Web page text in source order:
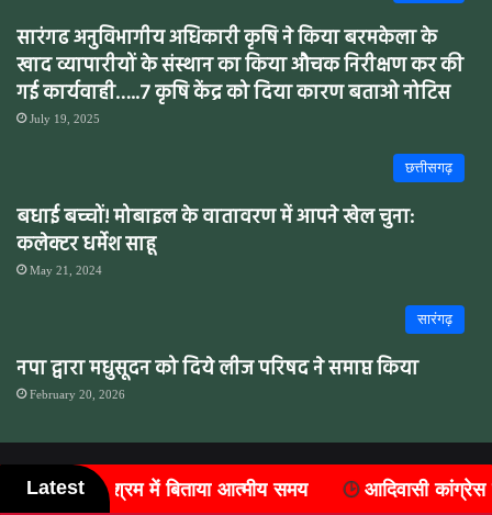
सारंगढ अनुविभागीय अधिकारी कृषि ने किया बरमकेला के
खाद व्यापारीयों के संस्थान का किया औचक निरीक्षण कर की
गई कार्यवाही…..7 कृषि केंद्र को दिया कारण बताओ नोटिस
July 19, 2025
छत्तीसगढ़
बधाई बच्चों! मोबाइल के वातावरण में आपने खेल चुना:
कलेक्टर धर्मेश साहू
May 21, 2024
सारंगढ़
नपा द्वारा मधुसूदन को दिये लीज परिषद ने समाप्त किया
February 20, 2026
Sarangsaar @Copyright 2021 - 2026 All Rights Reserved
Latest
समय आदिवासी कांग्रेस में संगठन विस्तार, जिले के सात